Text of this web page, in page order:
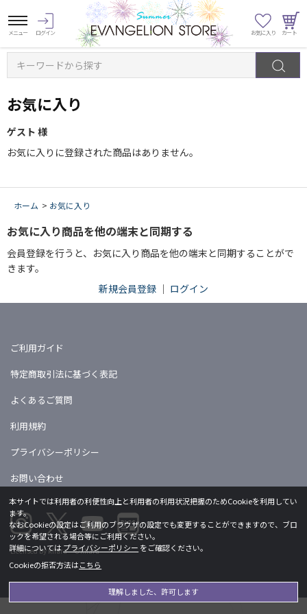
キーワードから探す
お気に入り
ゲスト 様
お気に入りに登録された商品はありません。
ホーム > お気に入り
お気に入り商品を他の端末と同期する
会員登録を行うと、お気に入り商品を他の端末と同期することがで
きます。
新規会員登録 ｜ ログイン
ご利用ガイド
特定商取引法に基づく表記
よくあるご質問
利用規約
プライバシーポリシー
お問い合わせ
Licensed by khara ©khara
本サイトでは利用者の利便性向上と利用者の利用状況把握のためCookieを利用してい
ます。
なおCookieの設定はご利用のブラウザの設定でも変更することができますので、ブロ
ックを希望される場合等にご利用ください。
詳細についてはプライバシーポリシー をご確認ください。
Cookieの拒否方法はこちら
理解しました、許可します